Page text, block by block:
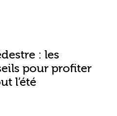
: les
pour profiter
l’été